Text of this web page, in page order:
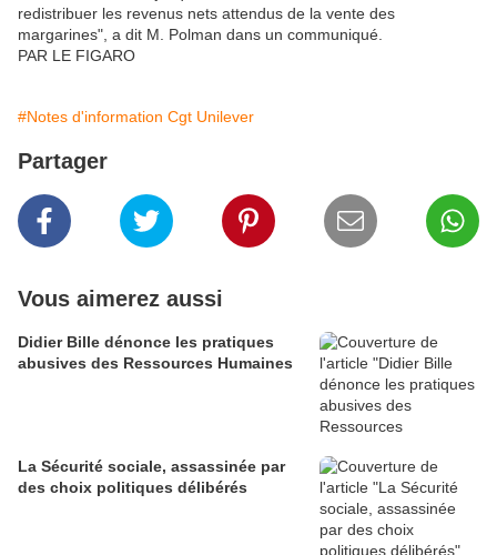
redistribuer les revenus nets attendus de la vente des
margarines", a dit M. Polman dans un communiqué.
PAR LE FIGARO
#Notes d'information Cgt Unilever
Partager
Vous aimerez aussi
Didier Bille dénonce les pratiques
abusives des Ressources Humaines
La Sécurité sociale, assassinée par
des choix politiques délibérés